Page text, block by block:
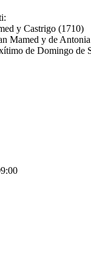
y Castrigo (1710)
Mamed y de
de Domingo de